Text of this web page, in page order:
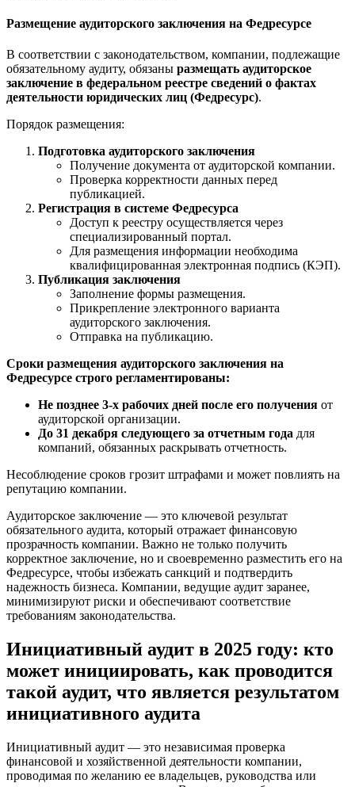
Размещение аудиторского заключения на Федресурсе
В соответствии с законодательством, компании, подлежащие
обязательному аудиту, обязаны размещать аудиторское
заключение в федеральном реестре сведений о фактах
деятельности юридических лиц (Федресурс).
Порядок размещения:
Подготовка аудиторского заключения
Получение документа от аудиторской компании.
Проверка корректности данных перед
публикацией.
Регистрация в системе Федресурса
Доступ к реестру осуществляется через
специализированный портал.
Для размещения информации необходима
квалифицированная электронная подпись (КЭП).
Публикация заключения
Заполнение формы размещения.
Прикрепление электронного варианта
аудиторского заключения.
Отправка на публикацию.
Сроки размещения аудиторского заключения на
Федресурсе строго регламентированы:
Не позднее 3-х рабочих дней после его получения от
аудиторской организации.
До 31 декабря следующего за отчетным года для
компаний, обязанных раскрывать отчетность.
Несоблюдение сроков грозит штрафами и может повлиять на
репутацию компании.
Аудиторское заключение — это ключевой результат
обязательного аудита, который отражает финансовую
прозрачность компании. Важно не только получить
корректное заключение, но и своевременно разместить его на
Федресурсе, чтобы избежать санкций и подтвердить
надежность бизнеса. Компании, ведущие аудит заранее,
минимизируют риски и обеспечивают соответствие
требованиям законодательства.
Инициативный аудит в 2025 году: кто
может инициировать, как проводится
такой аудит, что является результатом
инициативного аудита
Инициативный аудит — это независимая проверка
финансовой и хозяйственной деятельности компании,
проводимая по желанию ее владельцев, руководства или